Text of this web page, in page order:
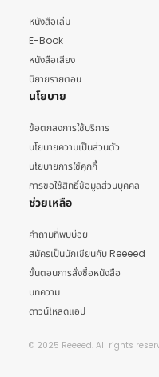
หนังสือเล่ม
E-Book
หนังสือเสียง
นิยายรายตอน
นโยบาย
ข้อตกลงการใช้บริการ
นโยบายความเป็นส่วนตัว
นโยบายการใช้คุกกี้
การขอใช้สิทธิ์ข้อมูลส่วนบุคคล
ช่วยเหลือ
คำถามที่พบบ่อย
สมัครเป็นนักเขียนกับ Reeeed
ขั้นตอนการสั่งซื้อหนังสือ
บทความ
ดาวน์โหลดแอป
© 2025 Reeeed. All rights